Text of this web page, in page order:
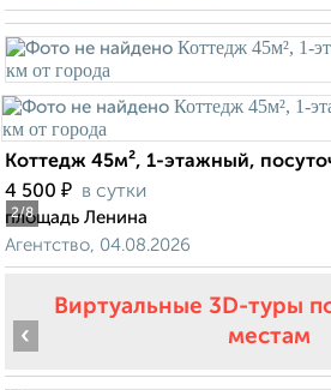
2/8
Коттедж 45м², 1-этажный,
4 500 ₽ в сутки
площадь Ленина
Агентство, 04.08.2026
Виртуальные 3D-туры
местам
‹